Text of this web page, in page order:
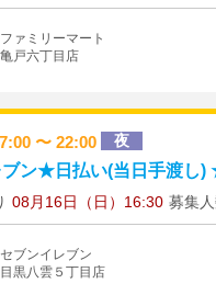
ファミリーマート
亀戸六丁目店
〜 22:00 夜
ブン★日払い(当日手渡し)
08月16日（日）16:30 募集
セブンイレブン
目黒八雲５丁目店